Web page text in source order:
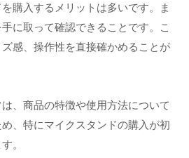
購入するメリットは多いです。ま
に取って確認できることです。こ
感、操作性を直接確かめることが
、商品の特徴や使用方法について
、特にマイクスタンドの購入が初
。